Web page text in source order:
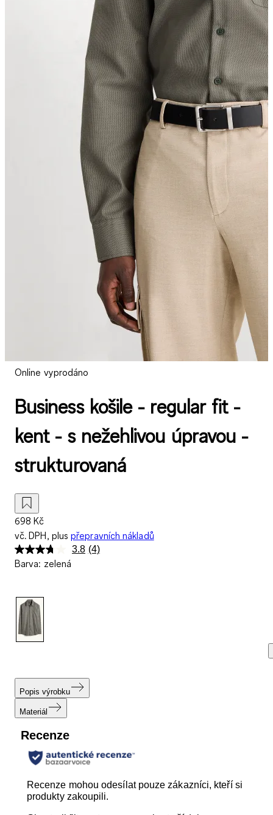
Online vyprodáno
Business košile - regular fit -
kent - s nežehlivou úpravou -
strukturovaná
698 Kč
vč. DPH, plus přepravních nákladů
3.8 Přečtěte
(4)
Barva: zelená
Popis výrobku
Materiál
Recenze
Recenze mohou odesílat pouze zákazníci, kteří si
produkty zakoupili.